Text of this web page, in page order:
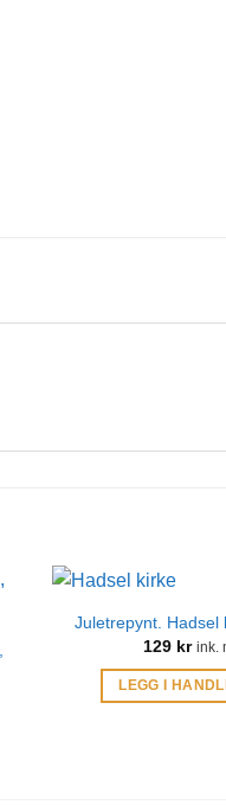
Juletrepynt. Hadsel
129 kr ink.
LEGG I